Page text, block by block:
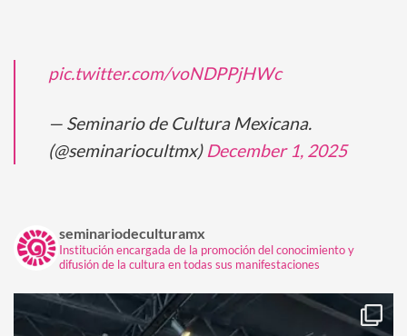
pic.twitter.com/voNDPPjHWc
— Seminario de Cultura Mexicana.
(@seminariocultmx) December 1, 2025
seminariodeculturamx
Institución encargada de la promoción del conocimiento y
difusión de la cultura en todas sus manifestaciones